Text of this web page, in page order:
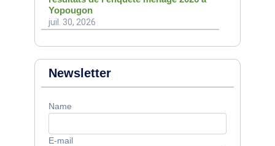
Yopougon
juil. 30, 2026
Newsletter
Name
E-mail